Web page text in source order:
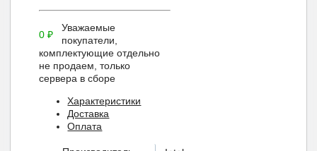
0₽
Уважаемые
покупатели,
комплектующие отдельно
не продаем, только
сервера в сборе
Характеристики
Доставка
Оплата